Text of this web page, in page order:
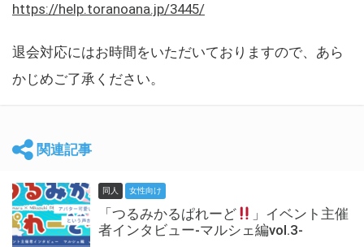
https://help.toranoana.jp/3445/
退会対応にはお時間をいただいておりますので、あら
かじめご了承ください。
関連記事
同人 女性向け
「つるみかるぱれーど
」イベント主催
者インタビュー-マルシェ編vol.3-